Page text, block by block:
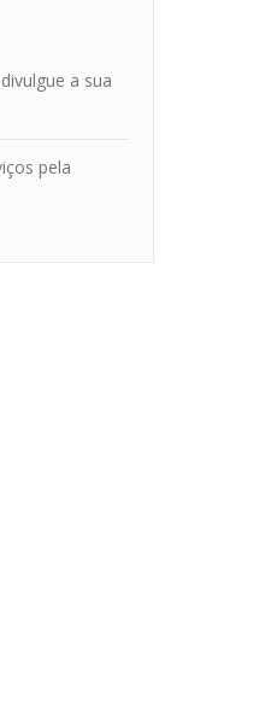
a sua
pela